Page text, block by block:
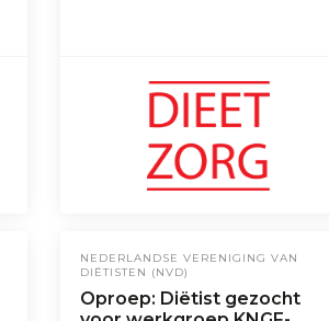
NEDERLANDSE VERENIGING VAN
DIËTISTEN (NVD)
Oproep: Diëtist gezocht